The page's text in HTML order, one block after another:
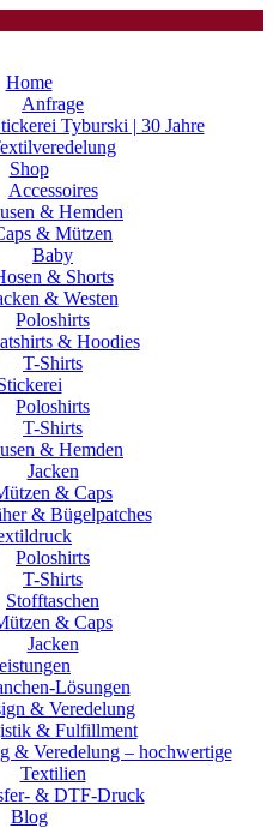
Home
Anfrage
Tyburski | 30 Jahre
Shop
Accessoires
& Hemden
& Mützen
Baby
& Shorts
& Westen
Poloshirts
& Hoodies
T-Shirts
Poloshirts
T-Shirts
& Hemden
Jacken
& Caps
& Bügelpatches
Poloshirts
T-Shirts
Stofftaschen
& Caps
Jacken
Lösungen
& Veredelung
& Fulfillment
& Veredelung – hochwertige
Textilien
& DTF-Druck
Blog